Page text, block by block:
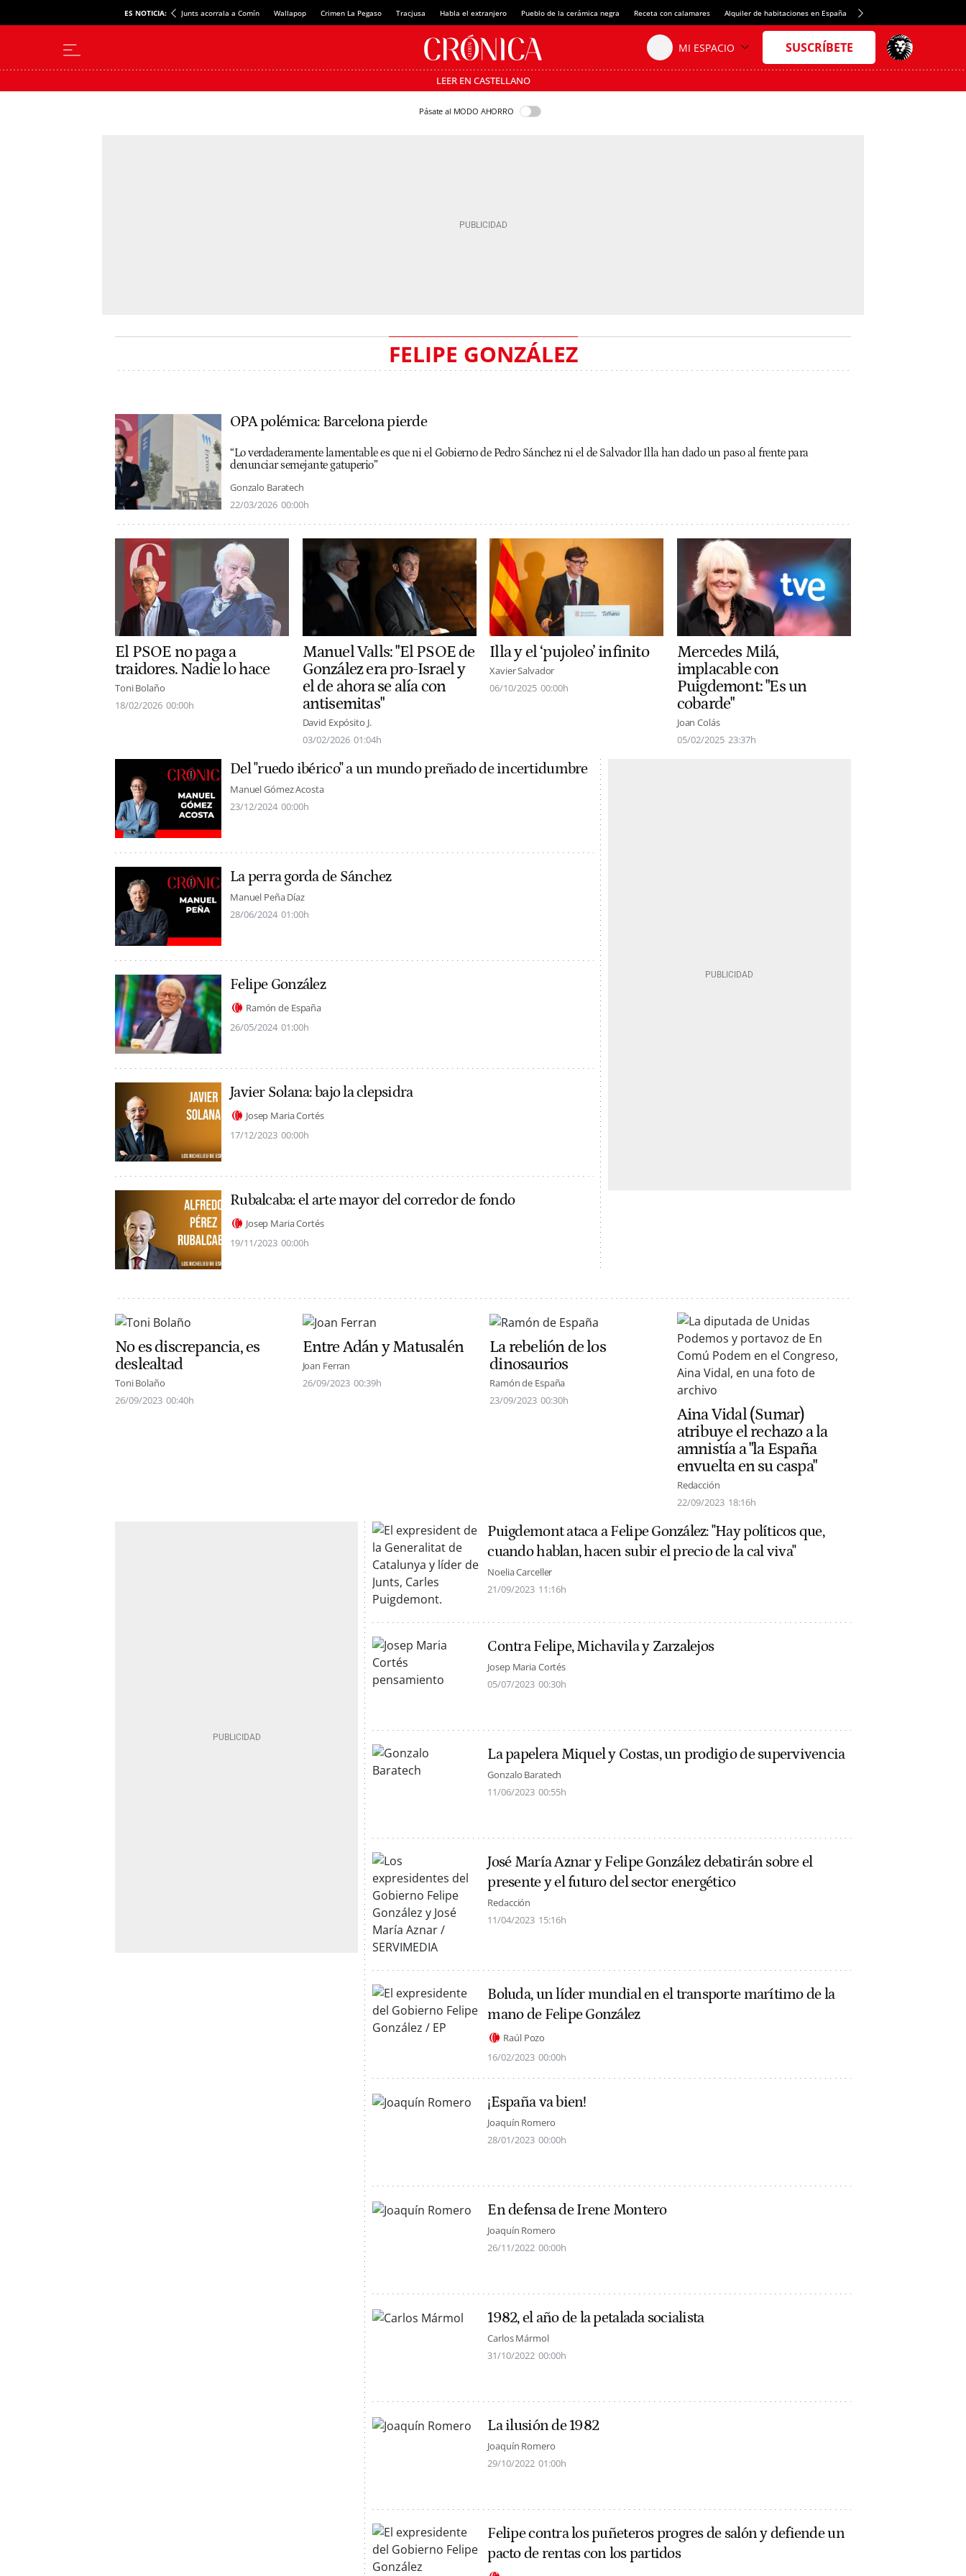
ES NOTICIA: Junts acorrala a Comín Wallapop Crimen La Pegaso Tracjusa Habla el extranjero Pueblo de la cerámica negra Receta con calamares Alquiler de habitaciones en España Crédito del Spotify Camp Nou
LEER EN CASTELLANO
Pásate al MODO AHORRO
FELIPE GONZÁLEZ
OPA polémica: Barcelona pierde
“Lo verdaderamente lamentable es que ni el Gobierno de Pedro Sánchez ni el de Salvador Illa han dado un paso al frente para
denunciar semejante gatuperio”
Gonzalo Baratech
22/03/2026 00:00h
El PSOE no paga a
traidores. Nadie lo hace
Toni Bolaño
18/02/2026 00:00h
Manuel Valls: "El PSOE de
González era pro-Israel y
el de ahora se alía con
antisemitas"
David Expósito J.
03/02/2026 01:04h
Illa y el ‘pujoleo’ infinito
Xavier Salvador
06/10/2025 00:00h
Mercedes Milá,
implacable con
Puigdemont: "Es un
cobarde"
Joan Colás
05/02/2025 23:37h
Del "ruedo ibérico" a un mundo preñado de incertidumbre
Manuel Gómez Acosta
23/12/2024 00:00h
La perra gorda de Sánchez
Manuel Peña Díaz
28/06/2024 01:00h
Felipe González
Ramón de España
26/05/2024 01:00h
Javier Solana: bajo la clepsidra
Josep Maria Cortés
17/12/2023 00:00h
Rubalcaba: el arte mayor del corredor de fondo
Josep Maria Cortés
19/11/2023 00:00h
No es discrepancia, es
deslealtad
Toni Bolaño
26/09/2023 00:40h
Entre Adán y Matusalén
Joan Ferran
26/09/2023 00:39h
La rebelión de los
dinosaurios
Ramón de España
23/09/2023 00:30h
Aina Vidal (Sumar)
atribuye el rechazo a la
amnistía a "la España
envuelta en su caspa"
Redacción
22/09/2023 18:16h
Puigdemont ataca a Felipe González: "Hay políticos que,
cuando hablan, hacen subir el precio de la cal viva"
Noelia Carceller
21/09/2023 11:16h
Contra Felipe, Michavila y Zarzalejos
Josep Maria Cortés
05/07/2023 00:30h
La papelera Miquel y Costas, un prodigio de supervivencia
Gonzalo Baratech
11/06/2023 00:55h
José María Aznar y Felipe González debatirán sobre el
presente y el futuro del sector energético
Redacción
11/04/2023 15:16h
Boluda, un líder mundial en el transporte marítimo de la
mano de Felipe González
Raúl Pozo
16/02/2023 00:00h
¡España va bien!
Joaquín Romero
28/01/2023 00:00h
En defensa de Irene Montero
Joaquín Romero
26/11/2022 00:00h
1982, el año de la petalada socialista
Carlos Mármol
31/10/2022 00:00h
La ilusión de 1982
Joaquín Romero
29/10/2022 01:00h
Felipe contra los puñeteros progres de salón y defiende un
pacto de rentas con los partidos